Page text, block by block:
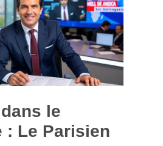
le
: Le Parisien